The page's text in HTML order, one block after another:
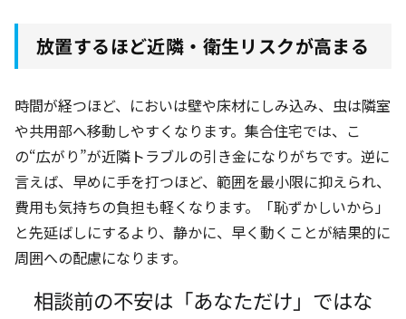
放置するほど近隣・衛生リスクが高まる
時間が経つほど、においは壁や床材にしみ込み、虫は隣室
や共用部へ移動しやすくなります。集合住宅では、こ
の“広がり”が近隣トラブルの引き金になりがちです。逆に
言えば、早めに手を打つほど、範囲を最小限に抑えられ、
費用も気持ちの負担も軽くなります。「恥ずかしいから」
と先延ばしにするより、静かに、早く動くことが結果的に
周囲への配慮になります。
相談前の不安は「あなただけ」ではな